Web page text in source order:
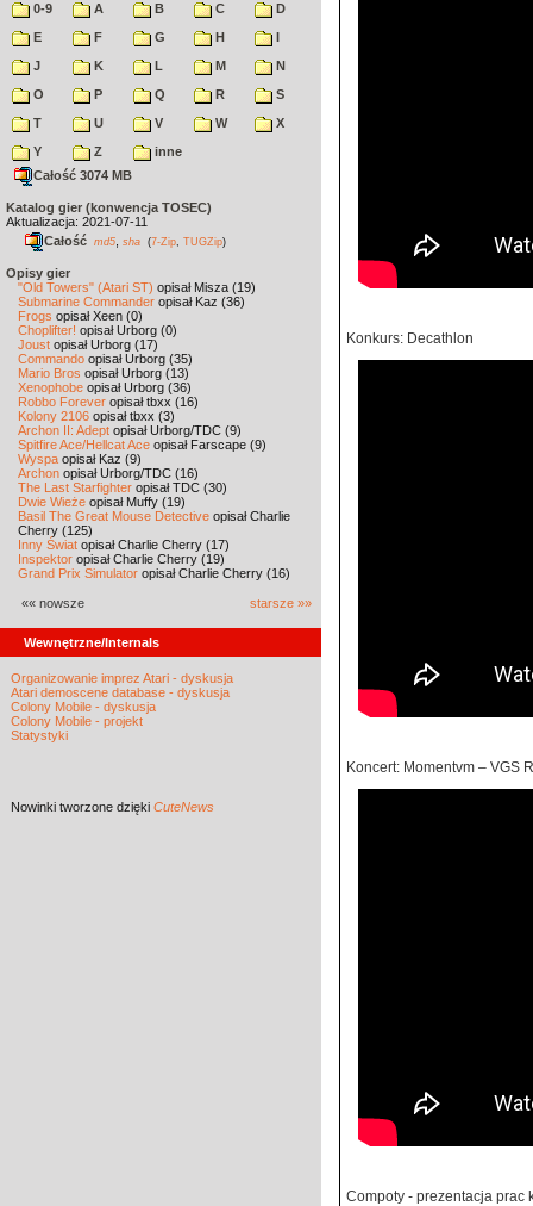
0-9 A B C
D
E
F G H
I
J
K L M
N
O
P Q R
S
T
U V W
X
Y
Z
inne
Całość 3074 MB
Katalog gier (konwencja TOSEC)
Aktualizacja: 2021-07-11
Całość md5 sha (7-Zip TUGZip)
Opisy gier
"Old Towers" (Atari ST) opisał Misza (19)
Submarine Commander opisał Kaz (36)
Frogs opisał Xeen (0)
Choplifter! opisał Urborg (0)
Joust opisał Urborg (17)
Commando opisał Urborg (35)
Mario Bros opisał Urborg (13)
Xenophobe opisał Urborg (36)
Robbo Forever opisał tbxx (16)
Kolony 2106 opisał tbxx (3)
Archon II: Adept opisał Urborg/TDC (9)
Spitfire Ace/Hellcat Ace opisał Farscape (9)
Wyspa opisał Kaz (9)
Archon opisał Urborg/TDC (16)
The Last Starfighter opisał TDC (30)
Dwie Wieże opisał Muffy (19)
Basil The Great Mouse Detective opisał Charlie
Cherry (125)
Inny Świat opisał Charlie Cherry (17)
Inspektor opisał Charlie Cherry (19)
Grand Prix Simulator opisał Charlie Cherry (16)
«« nowsze starsze »»
Wewnętrzne/Internals
Organizowanie imprez Atari - dyskusja
Atari demoscene database - dyskusja
Colony Mobile - dyskusja
Colony Mobile - projekt
Statystyki
Nowinki tworzone dzięki CuteNews
Konkurs: Decathlon
Koncert: Momentvm – VGS
Compoty - prezentacja prac